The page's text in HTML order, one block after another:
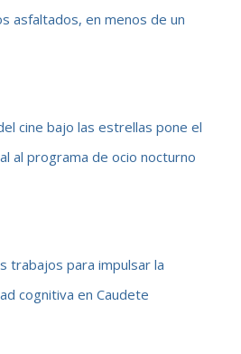
asfaltados, en menos de un
cine bajo las estrellas pone el
al programa de ocio nocturno
trabajos para impulsar la
cognitiva en Caudete